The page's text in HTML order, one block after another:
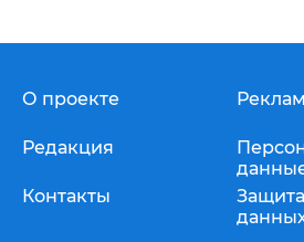
О проекте
Редакция
Контакты